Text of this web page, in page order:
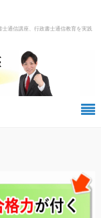
通信講座、行政書士通信教育を実践